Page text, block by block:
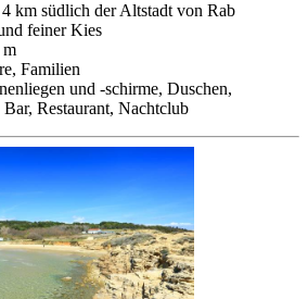
km südlich der Altstadt von Rab
feiner Kies
m
Familien
und -schirme, Duschen,
Restaurant, Nachtclub